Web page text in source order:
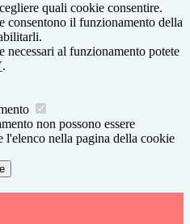
quali cookie consentire.
consentono il funzionamento della
necessari al funzionamento potete
.
non possono essere
l'elenco nella pagina della cookie